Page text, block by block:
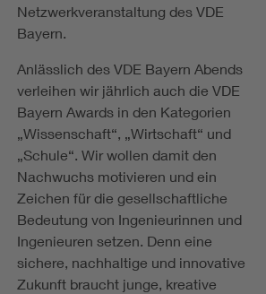
Netzwerkveranstaltung des VDE
Bayern.
Anlässlich des VDE Bayern Abends
verleihen wir jährlich auch die VDE
Bayern Awards in den Kategorien
„Wissenschaft“, „Wirtschaft“ und
„Schule“. Wir wollen damit den
Nachwuchs motivieren und ein
Zeichen für die gesell­schaft­liche
Bedeutung von Ingenieurinnen und
Ingenieuren setzen. Denn eine
sichere, nachhaltige und innovative
Zukunft braucht junge, kreative